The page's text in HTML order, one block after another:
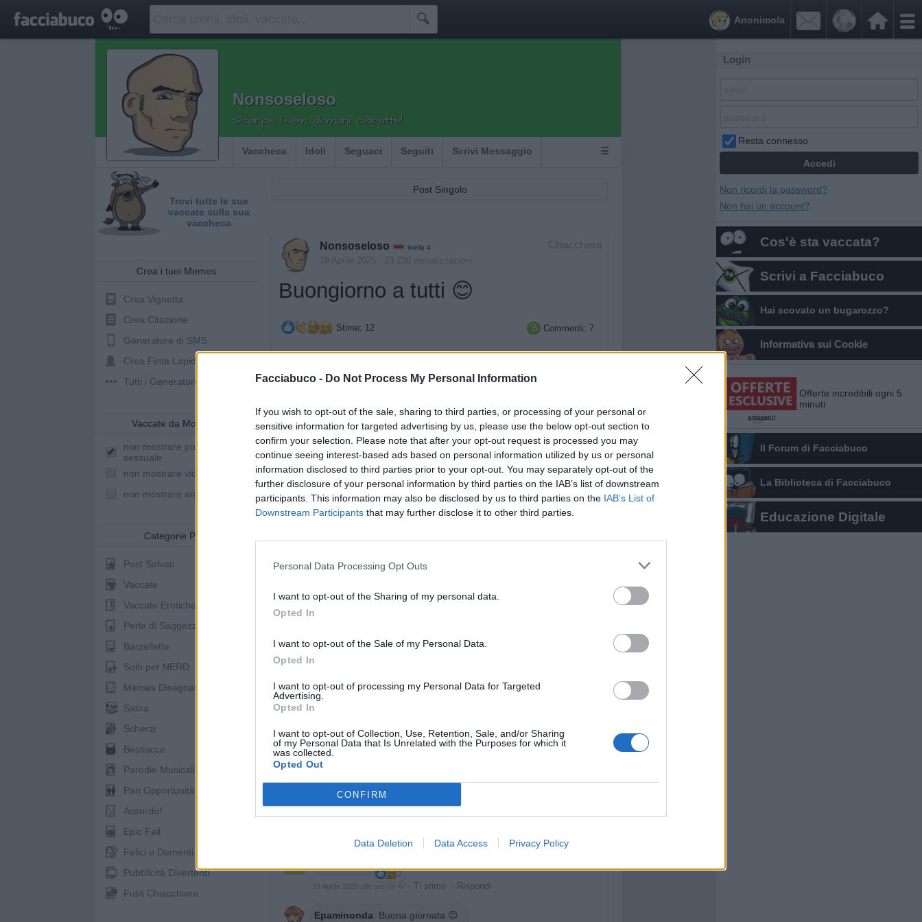
Facciabuco - Do Not Process My Personal Information
If you wish to opt-out of the sale, sharing to third parties, or processing of your personal or
sensitive information for targeted advertising by us, please use the below opt-out section to
confirm your selection. Please note that after your opt-out request is processed you may
continue seeing interest-based ads based on personal information utilized by us or personal
information disclosed to third parties prior to your opt-out. You may separately opt-out of the
further disclosure of your personal information by third parties on the IAB’s list of downstream
participants. This information may also be disclosed by us to third parties on the IAB’s List of
Downstream Participants that may further disclose it to other third parties.
Personal Data Processing Opt Outs
I want to opt-out of the Sharing of my personal data.
Opted In
I want to opt-out of the Sale of my Personal Data.
Opted In
I want to opt-out of processing my Personal Data for Targeted
Advertising.
Opted In
I want to opt-out of Collection, Use, Retention, Sale, and/or Sharing
of my Personal Data that Is Unrelated with the Purposes for which it
was collected.
Opted Out
CONFIRM
Data Deletion Data Access Privacy Policy
 

Anonimo/a
Nonsoseloso
Scarpe Diem, domani ciabatte!
Vaccheca Idoli Seguaci Seguiti Scrivi Messaggio ☰
Trovi tutte le sue
vaccate sulla sua
vaccheca
Crea i tuoi Memes
Crea Vignetta
Crea Citazione
Generatore di SMS
Crea Finta Lapide
Tutti i Generatori
Vaccate da Mostrare
non mostrare post a sfondo
sessuale
non mostrare video youtube
non mostrare animazioni
Categorie Post
Post Salvati
Vaccate
Vaccate Erotiche
Perle di Saggezza
Barzellette
Solo per NERD
Memes Disegnati
Satira
Scherzi
Bestiacce
Parodie Musicali
Pari Opportunità
Assurdo!
Epic Fail
Felici e Dementi
Pubblicità Divertenti
Futili Chiacchiere
Post Singolo
Chiacchiera
Nonsoseloso livello 4
19 Aprile 2025 - 23.230 visualizzazioni
Buongiorno a tutti 😊
Stime: 12  Commenti: 7
19 Aprile 2025 alle ore 05:49
Lonely :Grazie, anche a te ☺️☕️🥐
Benemerita59: Buongiorno
Gatto1948 Buon giorno ☕🥐🤗👋
3
2
19 Aprile 2025 alle ore 09:47 Ti stimo Rispondi
Epaminonda: Buona giornata 😊
Login
Resta connesso
Non ricordi la password?
Non hai un account?
Cos'è sta vaccata?
Scrivi a Facciabuco
Hai scovato un bugarozzo?
Informativa sui Cookie
Offerte incredibili ogni 5
minuti
Il Forum di Facciabuco
La Biblioteca di Facciabuco
Educazione Digitale